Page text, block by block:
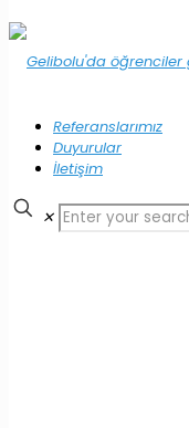
Referanslarımız
Duyurular
İletişim
✕